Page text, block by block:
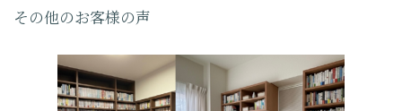
その他のお客様の声